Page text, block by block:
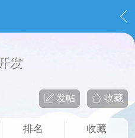
VR/移动开发
发
收藏
发帖
排名 收藏